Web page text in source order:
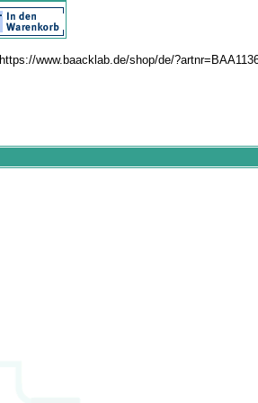
https://www.baacklab.de/shop/de/